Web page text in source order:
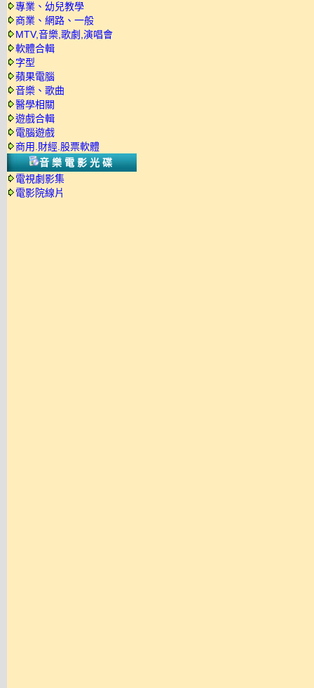
專業、幼兒教學
商業、網路、一般
MTV,音樂,歌劇,演唱會
軟體合輯
字型
蘋果電腦
音樂、歌曲
醫學相關
遊戲合輯
電腦遊戲
商用.財經.股票軟體
音樂電影光碟
電視劇影集
電影院線片